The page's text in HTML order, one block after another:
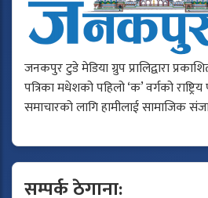
जनकपुर टुडे मेडिया ग्रुप प्रालिद्वारा
पत्रिका मधेशको पहिलो ‘क’ वर्गको राष्ट्रिय
समाचारको लागि हामीलाई सामाजिक
सम्पर्क ठेगाना: